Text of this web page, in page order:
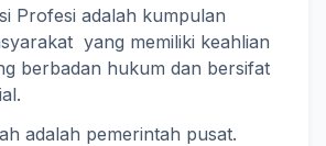
Profesi adalah kumpulan
yang memiliki keahlian
berbadan hukum dan bersifat
adalah pemerintah pusat.